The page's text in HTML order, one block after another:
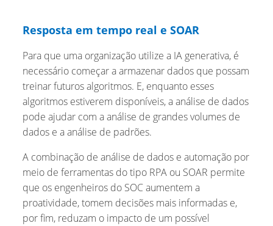
Resposta em tempo real e SOAR
Para que uma organização utilize a IA generativa, é
necessário começar a armazenar dados que possam
treinar futuros algoritmos. E, enquanto esses
algoritmos estiverem disponíveis, a análise de dados
pode ajudar com a análise de grandes volumes de
dados e a análise de padrões.
A combinação de análise de dados e automação por
meio de ferramentas do tipo RPA ou SOAR permite
que os engenheiros do SOC aumentem a
proatividade, tomem decisões mais informadas e,
por fim, reduzam o impacto de um possível